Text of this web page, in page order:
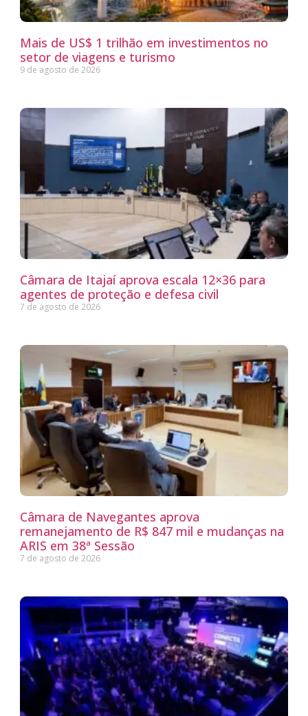
Mais de US$ 1 trilhão em investimentos no
setor de viagens e turismo
9 de agosto de 2026
Câmara de Itajaí aprova escala 12×36 para
agentes de proteção e defesa civil
7 de agosto de 2026
Câmara de Navegantes aprova
remanejamento de R$ 847 mil e mudanças na
ARIS em 38ª Sessão
7 de agosto de 2026